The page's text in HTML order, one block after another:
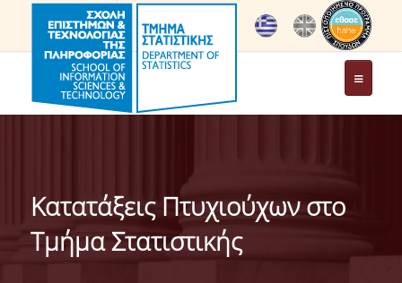
ΤΟ ΤΜΗΜΑ
ΔΙΟΙΚΗΣΗ ΤΟΥ ΤΜΗΜΑΤΟΣ
ΣΥΝΕΛΕΥΣΗ ΤΜΗΜΑΤΟΣ
Κατατάξεις Πτυχιούχων στο
Τμήμα Στατιστικής